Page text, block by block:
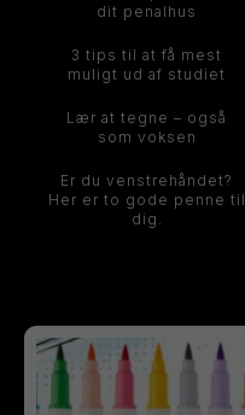
dit penalhus
3 tips til at få mest
muligt ud af studiet
Lær at tegne – også
som voksen
Er du venstrehåndet?
Her er to gode penne til
dig.